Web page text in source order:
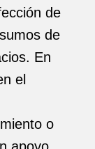
de
de
En
el
o